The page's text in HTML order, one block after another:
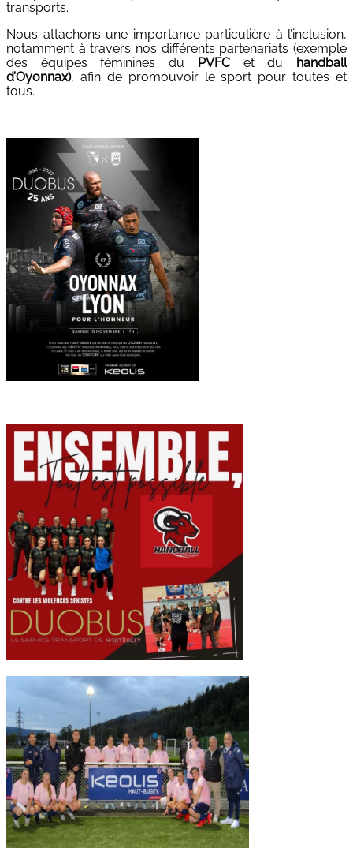
transports.
Nous attachons une importance particulière à l’inclusion,
notamment à travers nos différents partenariats (exemple
des équipes féminines du PVFCet du handball
d’Oyonnax), afin de promouvoir le sport pour toutes et
tous.